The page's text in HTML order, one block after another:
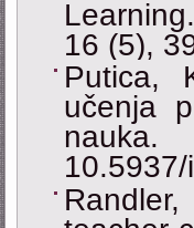
16 (5),
Putica,
učenja